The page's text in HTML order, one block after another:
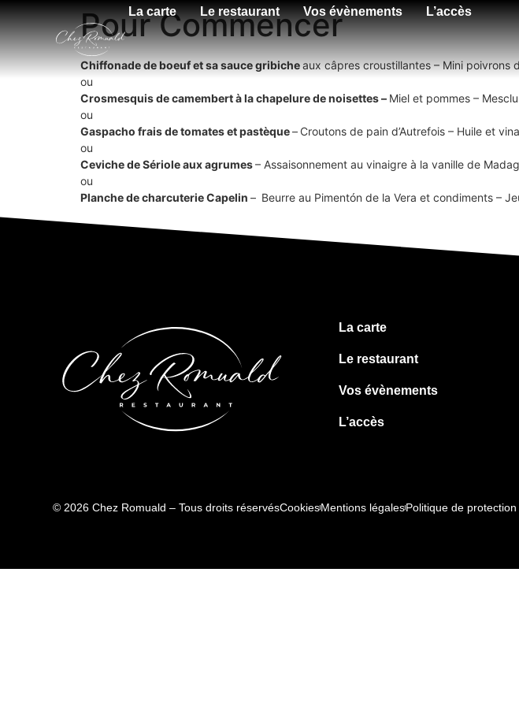
La carte Le restaurant Vos évènements
L’accès
Pour Commencer
Chiffonade de boeuf et sa sauce gribicheaux câpres croustillantes – Mini poivrons
ou
Crosmesquis de camembert à la chapelure de noisettes – Miel et pommes –
ou
Gaspacho frais de tomates et pastèque– Croutons de pain d’Autrefois – Huile et
ou
Ceviche de Sériole aux agrumes– Assaisonnement au vinaigre à la vanille de
ou
Planche de charcuterie Capelin – Beurre au Pimentón de la Vera et condiments –
La carte
Le restaurant
Vos évènements
L’accès
© 2026 Chez Romuald – Tous droits réservésCookiesMentions légalesPolitique de